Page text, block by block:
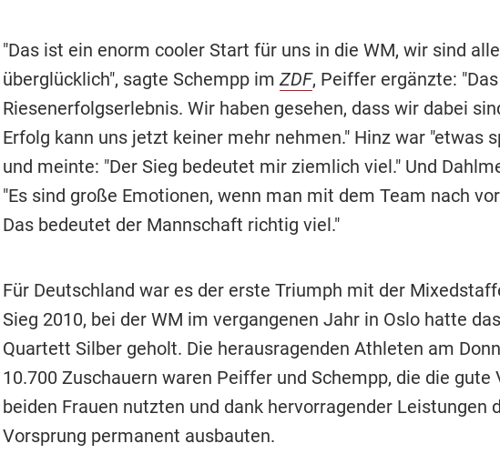
"Das ist ein enorm cooler Start für uns in die WM, wir sind alle
überglücklich", sagte Schempp im ZDF, Peiffer ergänzte:
Riesenerfolgserlebnis. Wir haben gesehen, dass wir dabei
Erfolg kann uns jetzt keiner mehr nehmen." Hinz war "etwas
und meinte: "Der Sieg bedeutet mir ziemlich viel." Und
"Es sind große Emotionen, wenn man mit dem Team nach
Das bedeutet der Mannschaft richtig viel."
Für Deutschland war es der erste Triumph mit der
Sieg 2010, bei der WM im vergangenen Jahr in Oslo hatte
Quartett Silber geholt. Die herausragenden Athleten am
10.700 Zuschauern waren Peiffer und Schempp, die die gute
beiden Frauen nutzten und dank hervorragender Leistungen
Vorsprung permanent ausbauten.